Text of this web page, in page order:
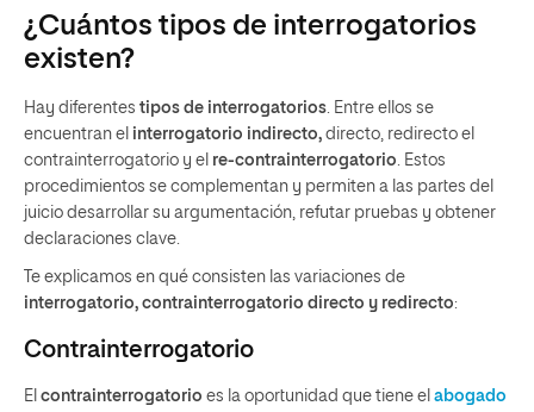
¿Cuántos tipos de interrogatorios
existen?
Hay diferentes tipos de interrogatorios . Entre ellos se
encuentran el interrogatorio indirecto, directo, redirecto el
contrainterrogatorio y el re-contrainterrogatorio . Estos
procedimientos se complementan y permiten a las partes del
juicio desarrollar su argumentación, refutar pruebas y obtener
declaraciones clave.
Te explicamos en qué consisten las variaciones de
interrogatorio, contrainterrogatorio directo y redirecto:
Contrainterrogatorio
El contrainterrogatorio es la oportunidad que tiene el abogado